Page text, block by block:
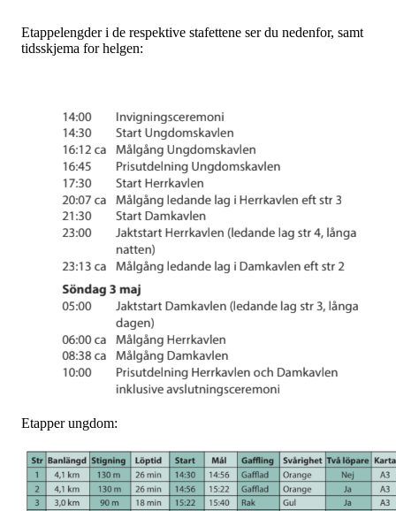
Etappelengder i de respektive stafettene ser du nedenfor, samt
tidsskjema for helgen:
Etapper ungdom: